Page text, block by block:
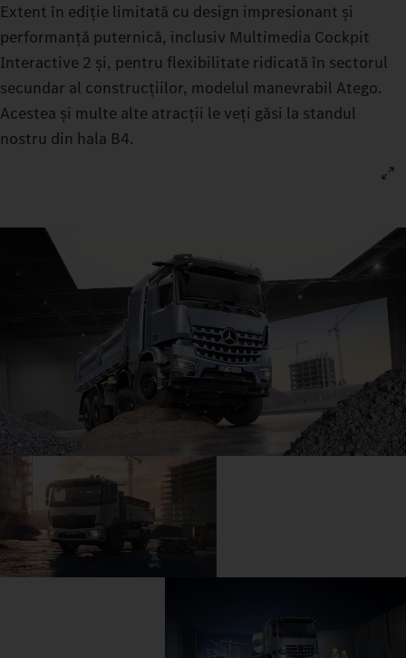
Extent în ediție limitată cu design impresionant și
performanță puternică, inclusiv Multimedia Cockpit
Interactive 2 și, pentru flexibilitate ridicată în sectorul
secundar al construcțiilor, modelul manevrabil Atego.
Acestea și multe alte atracții le veți găsi la standul
nostru din hala B4.